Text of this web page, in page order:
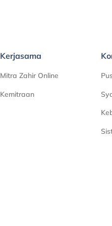
Kerjasama
Mitra Zahir Online
Kemitraan